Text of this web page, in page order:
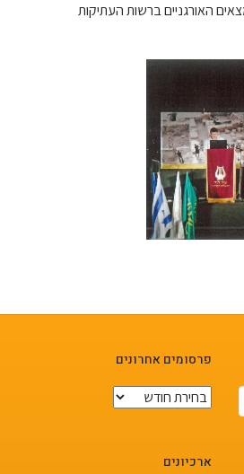
האורגניים ברשות העתיקות
פרסומים אחרונים
ארכיונים